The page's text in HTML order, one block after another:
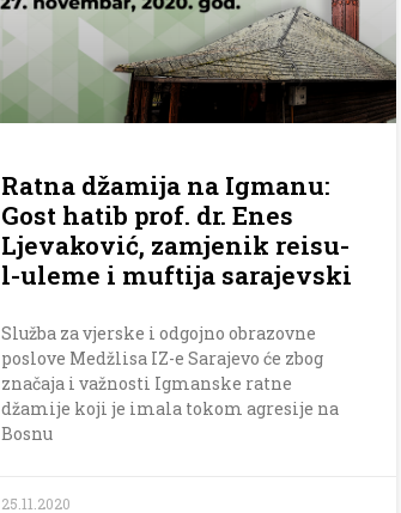
Ratna džamija na Igmanu:
Gost hatib prof. dr. Enes
Ljevaković, zamjenik reisu-
l-uleme i muftija sarajevski
Služba za vjerske i odgojno obrazovne
poslove Medžlisa IZ-e Sarajevo će zbog
značaja i važnosti Igmanske ratne
džamije koji je imala tokom agresije na
Bosnu
25.11.2020